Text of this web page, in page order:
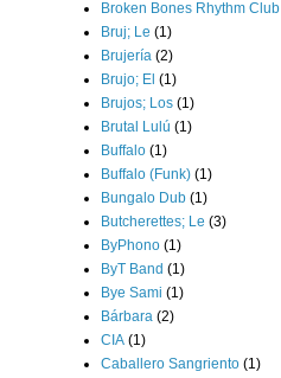
Broken Bones Rhythm Club
Bruj; Le (1)
Brujería (2)
Brujo; El (1)
Brujos; Los (1)
Brutal Lulú (1)
Buffalo (1)
Buffalo (Funk) (1)
Bungalo Dub (1)
Butcherettes; Le (3)
ByPhono (1)
ByT Band (1)
Bye Sami (1)
Bárbara (2)
CIA (1)
Caballero Sangriento (1)